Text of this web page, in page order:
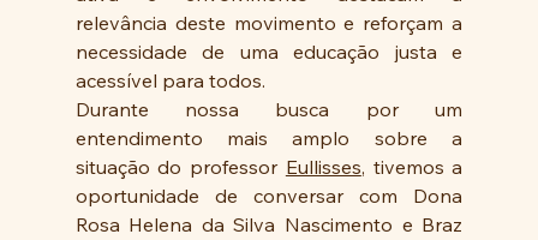
relevância deste movimento e reforçam a
necessidade de uma educação justa e
acessível para todos.
Durante nossa busca por um
entendimento mais amplo sobre a
situação do professor Eullisses, tivemos a
oportunidade de conversar com Dona
Rosa Helena da Silva Nascimento e Braz